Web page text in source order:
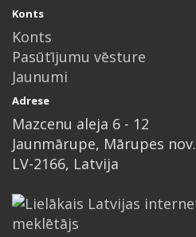
Konts
Konts
Pasūtījumu vēsture
Jaunumi
Adrese
Mazcenu aleja 6 - 12
Jaunmārupe, Mārupes nov.
LV-2166, Latvija